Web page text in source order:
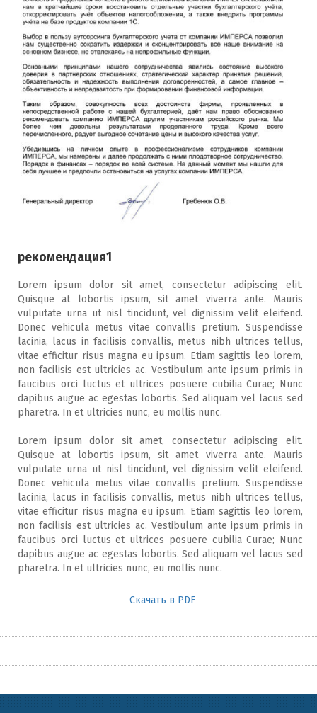
рекомендация1
Lorem ipsum dolor sit amet, consectetur adipiscing elit.
Quisque at lobortis ipsum, sit amet viverra ante. Mauris
vulputate urna ut nisl tincidunt, vel dignissim velit eleifend.
Donec vehicula metus vitae convallis pretium. Suspendisse
lacinia, lacus in facilisis convallis, metus nibh ultrices tellus,
vitae efficitur risus magna eu ipsum. Etiam sagittis leo lorem,
non facilisis est ultricies ac. Vestibulum ante ipsum primis in
faucibus orci luctus et ultrices posuere cubilia Curae; Nunc
dapibus augue ac egestas lobortis. Sed aliquam vel lacus sed
pharetra. In et ultricies nunc, eu mollis nunc.
Lorem ipsum dolor sit amet, consectetur adipiscing elit.
Quisque at lobortis ipsum, sit amet viverra ante. Mauris
vulputate urna ut nisl tincidunt, vel dignissim velit eleifend.
Donec vehicula metus vitae convallis pretium. Suspendisse
lacinia, lacus in facilisis convallis, metus nibh ultrices tellus,
vitae efficitur risus magna eu ipsum. Etiam sagittis leo lorem,
non facilisis est ultricies ac. Vestibulum ante ipsum primis in
faucibus orci luctus et ultrices posuere cubilia Curae; Nunc
dapibus augue ac egestas lobortis. Sed aliquam vel lacus sed
pharetra. In et ultricies nunc, eu mollis nunc.
Скачать в PDF